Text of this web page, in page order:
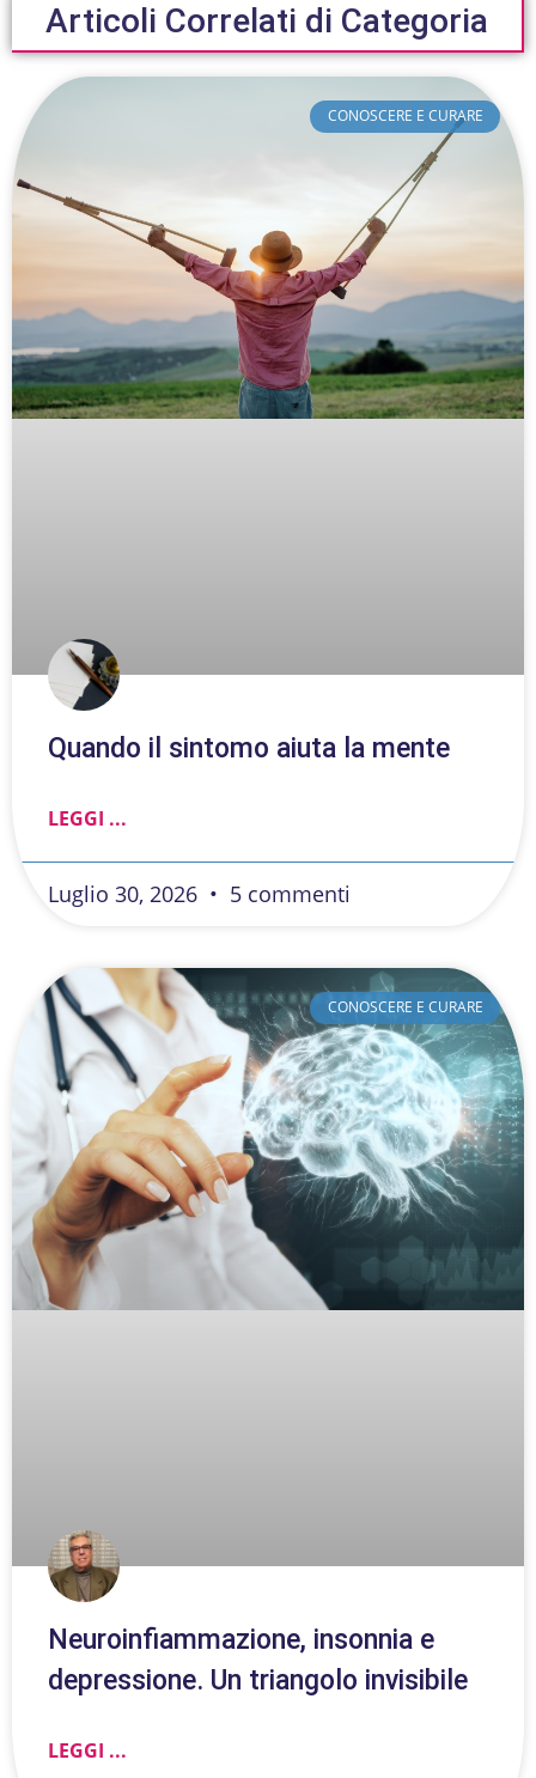
Articoli Correlati di Categoria
CONOSCERE E CURARE
Quando il sintomo aiuta la mente
LEGGI ...
Luglio 30, 2026 5 commenti
CONOSCERE E CURARE
Neuroinfiammazione, insonnia e
depressione. Un triangolo invisibile
LEGGI ...